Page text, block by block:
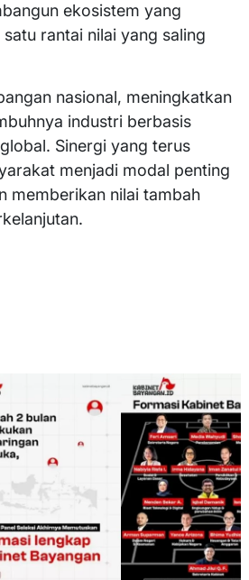
ekosistem yang
rantai nilai yang saling
nasional, meningkatkan
industri berbasis
Sinergi yang terus
menjadi modal penting
memberikan nilai tambah